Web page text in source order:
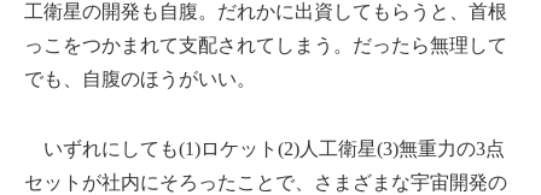
工衛星の開発も自腹。だれかに出資してもらうと、首根
っこをつかまれて支配されてしまう。だったら無理して
でも、自腹のほうがいい。
いずれにしても(1)ロケット(2)人工衛星(3)無重力の3点
セットが社内にそろったことで、さまざまな宇宙開発の